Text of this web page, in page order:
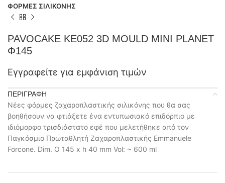
ΦΟΡΜΕΣ ΣΙΛΙΚΟΝΗΣ
PAVOCAKE KE052 3D MOULD MINI PLANET
Φ145
Εγγραφείτε για εμφάνιση τιμών
ΠΕΡΙΓΡΑΦΉ
Νέες φόρμες ζαχαροπλαστικής σιλικόνης που θα σας
βοηθήσουν να φτιάξετε ένα εντυπωσιακό επιδόρπιο με
ιδιόμορφο τρισδιάστατο εφέ που μελετήθηκε από τον
Παγκόσμιο Πρωταθλητή Ζαχαροπλαστικής Emmanuele
Forcone. Dim. O 145 x h 40 mm Vol: ~ 600 ml